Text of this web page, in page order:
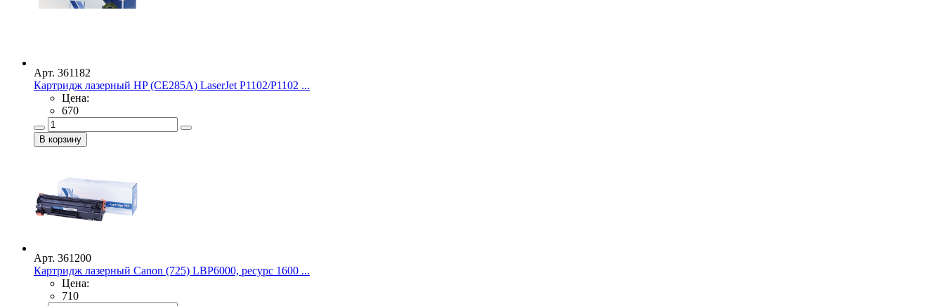
Арт. 361182
Картридж лазерный HP (CE285A) LaserJet P1102/P1102 ...
Цена:
670
Арт. 361200
Картридж лазерный Canon (725) LBP6000, ресурс 1600 ...
Цена:
710